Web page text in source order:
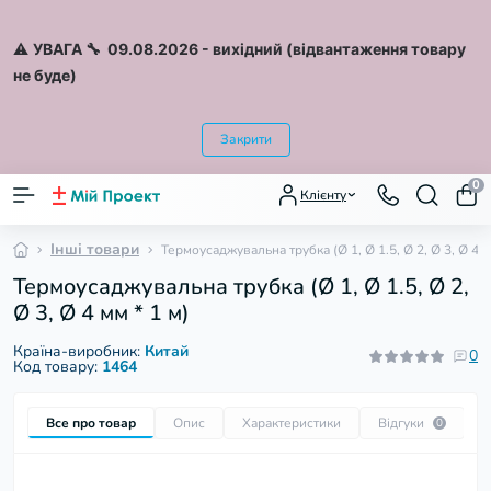
⚠️ УВАГА 🔧 09.08.2026 - вихідний (відвантаження товару
не буде)
Закрити
Клієнту
0
Інші товари Термоусаджувальна трубка (Ø 1, Ø 1.5, Ø 2, Ø 3, Ø 4
Термоусаджувальна трубка (Ø 1, Ø 1.5, Ø 2,
Ø 3, Ø 4 мм * 1 м)
Країна-виробник: Китай
Код товару: 1464
0
Все про товар Опис Характеристики Відгуки 0